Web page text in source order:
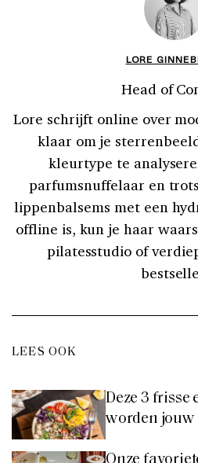
LORE
Head of
Lore schrijft online over
klaar om je
kleurtype te
parfumsnuffelaar en
lippenbalsems met een
offline is, kun je haar
pilatesstudio of
LEES OOK
Deze 3 frisse
worden jouw
Onze